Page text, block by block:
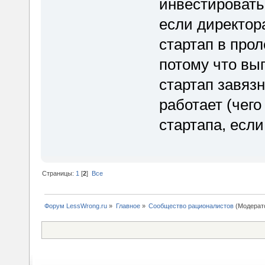
если
стартап в
потому что
стартап
работает
стартапа,
Страницы: 1 [2] Все
Форум LessWrong.ru » Главное» Сообщество рационалистов